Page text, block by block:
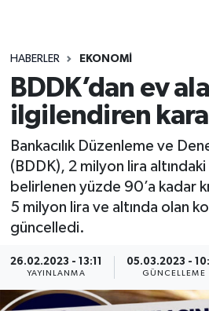
HABERLER EKONOMI
BDDK’dan ev
ilgilendiren
Bankacılık Düzenleme ve
(BDDK), 2 milyon lira
belirlenen yüzde 90’a kadar
5 milyon lira ve altında olan
güncelledi.
26.02.2023 - 13:11
YAYINLANMA
05.03.2023 -
GÜNCELLEME